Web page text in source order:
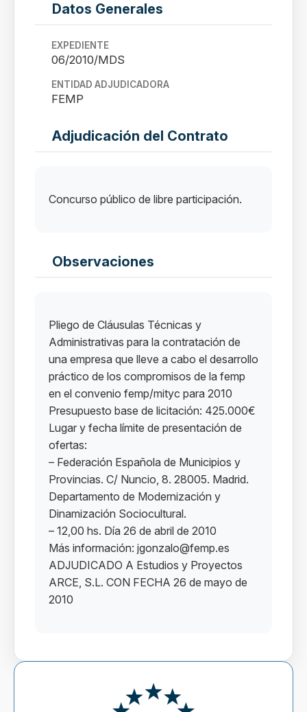
Datos Generales
EXPEDIENTE
06/2010/MDS
ENTIDAD ADJUDICADORA
FEMP
Adjudicación del Contrato
Concurso público de libre participación.
Observaciones
Pliego de Cláusulas Técnicas y
Administrativas para la contratación de
una empresa que lleve a cabo el desarrollo
práctico de los compromisos de la femp
en el convenio femp/mityc para 2010
Presupuesto base de licitación: 425.000€
Lugar y fecha límite de presentación de
ofertas:
– Federación Española de Municipios y
Provincias. C/ Nuncio, 8. 28005. Madrid.
Departamento de Modernización y
Dinamización Sociocultural.
– 12,00 hs. Día 26 de abril de 2010
Más información: jgonzalo@femp.es
ADJUDICADO A Estudios y Proyectos
ARCE, S.L. CON FECHA 26 de mayo de
2010